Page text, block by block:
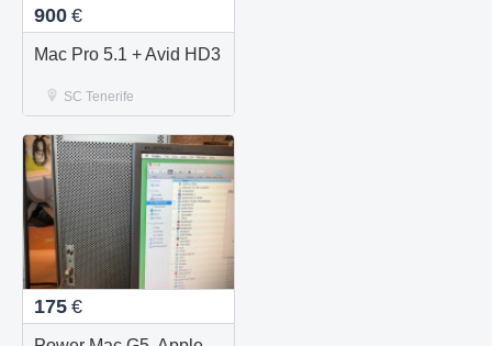
900 €
Mac Pro 5.1 + Avid HD3
SC Tenerife
175 €